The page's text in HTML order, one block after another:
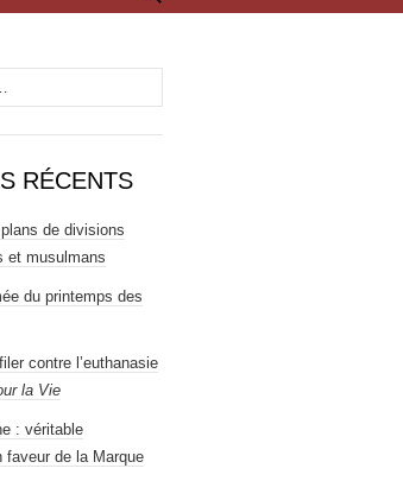
RÉCENTS
de divisions
et musulmans
du printemps des
contre l’euthanasie
la Vie
: véritable
faveur de la Marque